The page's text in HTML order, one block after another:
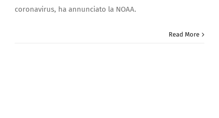
coronavirus, ha annunciato la NOAA.
Read More